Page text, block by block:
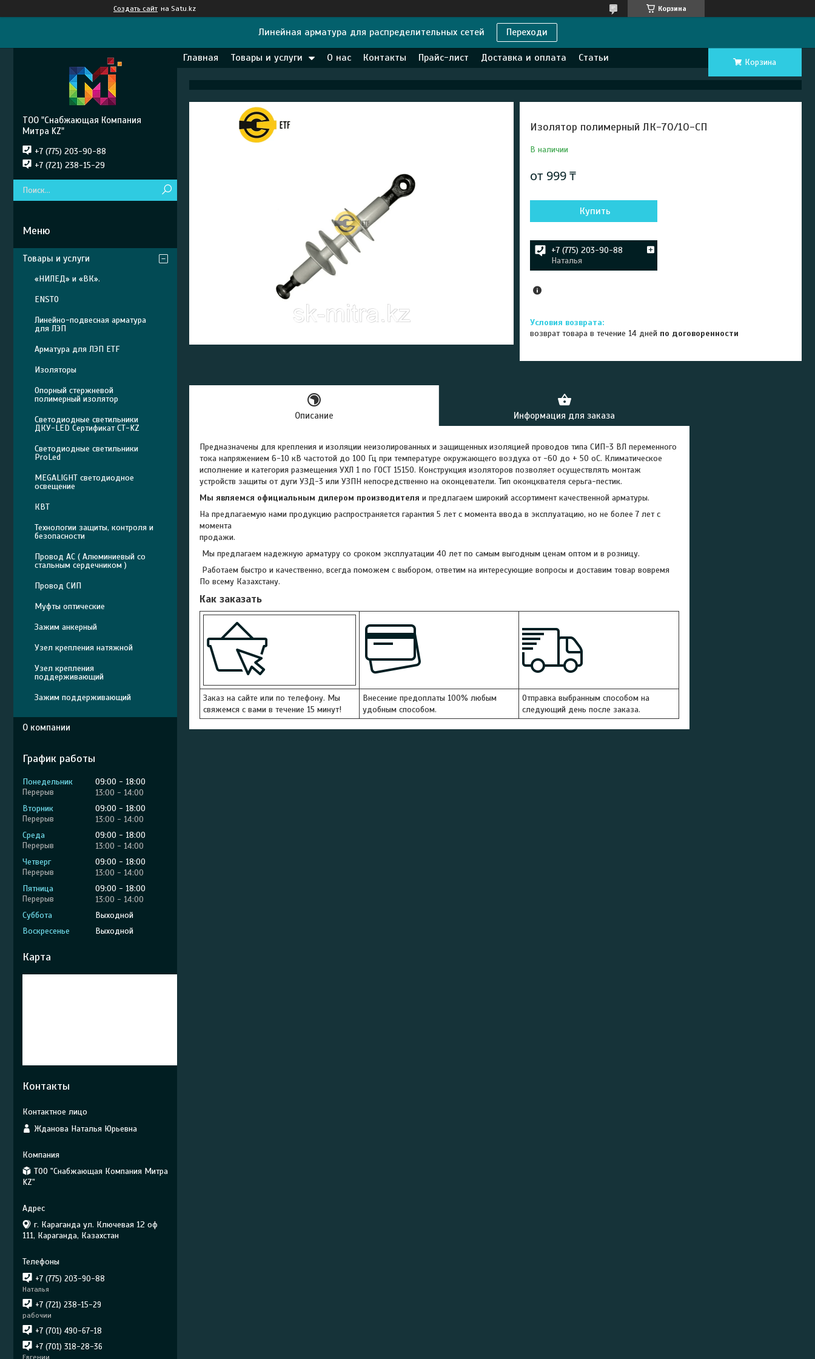
Создать сайт на Satu.kz Корзина
Линейная арматура для распределительных сетей Переходи
Главная Товары и услуги О нас Контакты Прайс-лист Доставка и оплата Статьи Корзина
Изолятор полимерный ЛК-70/10-СП
В наличии
от 999 ₸
Купить
+7 (775) 203-90-88
Наталья
возврат товара в течение 14 дней по договоренности
Описание Информация для заказа
Предназначены для крепления и изоляции неизолированных и защищенных изоляцией проводов типа СИП-3 ВЛ переменного
тока напряжением 6-10 кВ частотой до 100 Гц при температуре окружающего воздуха от -60 до + 50 оС. Климатическое
исполнение и категория размещения УХЛ 1 по ГОСТ 15150. Конструкция изоляторов позволяет осуществлять монтаж
устройств защиты от дуги УЗД-3 или УЗПН непосредственно на оконцеватели. Тип оконцквателя серьга-пестик.
Мы являемся официальным дилером производителя и предлагаем широкий ассортимент качественной арматуры.
На предлагаемую нами продукцию распространяется гарантия 5 лет с момента ввода в эксплуатацию, но не более 7 лет с
момента
продажи.
Мы предлагаем надежную арматуру со сроком эксплуатации 40 лет по самым выгодным ценам оптом и в розницу.
Работаем быстро и качественно, всегда поможем с выбором, ответим на интересующие вопросы и доставим товар вовремя
По всему Казахстану.
Как заказать
Заказ на сайте или по телефону. Мы
свяжемся с вами в течение 15 минут!
Внесение предоплаты 100% любым
удобным способом.
Отправка выбранным способом на
следующий день после заказа.
ТОО "Снабжающая Компания
Митра KZ"
+7 (775) 203-90-88
+7 (721) 238-15-29
Товары и услуги
«НИЛЕД» и «ВК».
ENSTO
Линейно-подвесная арматура
для ЛЭП
Арматура для ЛЭП ETF
Изоляторы
Опорный стержневой
полимерный изолятор
Светодиодные светильники
ДКУ-LED Сертификат СТ-KZ
Светодиодные светильники
ProLed
MEGALIGHT светодиодное
освещение
КВТ
Технологии защиты, контроля и
безопасности
Провод АС ( Алюминиевый со
стальным сердечником )
Провод СИП
Муфты оптические
Зажим анкерный
Узел крепления натяжной
Узел крепления
поддерживающий
Зажим поддерживающий
О компании
График работы
Понедельник 09:00
18:00
13:00
14:00
Вторник
09:00
18:00
13:00
14:00
Среда
09:00
18:00
13:00
14:00
Четверг
09:00
18:00
13:00
14:00
Пятница
09:00
18:00
13:00
14:00
Суббота
Выходной
Воскресенье
Выходной
Карта
Контакты
Жданова Наталья Юрьевна
ТОО "Снабжающая Компания Митра
KZ"
г. Караганда ул. Ключевая 12 оф
111, Караганда, Казахстан
+7 (775) 203-90-88
Наталья
+7 (721) 238-15-29
рабочии
+7 (701) 490-67-18
+7 (701) 318-28-36
Евгении